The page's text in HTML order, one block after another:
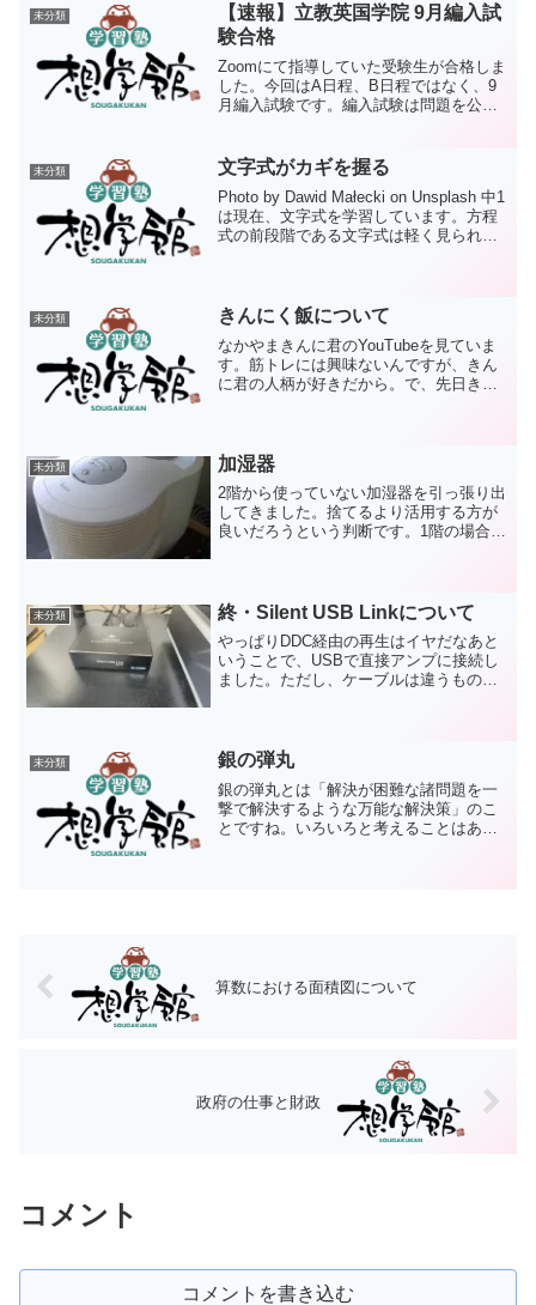
未分類
【速報】立教英国学院 9月編入試
験合格
Zoomにて指導していた受験生が合格しま
した。今回はA日程、B日程ではなく、9
月編入試験です。編入試験は問題を公開
易度の近そうな問題で演習を積んできま
した。本人の実力で...
未分類 文字式がカギを握る
Photo by Dawid Małecki on Unsplash 中1
は現在、文字式を学習しています。方程
式の前段階である文字式は軽く見られる
未分類 きんにく飯について
なかやまきんに君のYouTubeを見ていま
す。筋トレには興味ないんですが、きん
に君の人柄が好きだから。で、先日きん
良さそうなので、参...
未分類 加湿器
2階から使っていない加湿器を引っ張り出
してきました。捨てるより活用する方が
良いだろうという判断です。1階の場合、
購入しなければならな...
未分類 終・Silent USB Linkについて
やっぱりDDC経由の再生はイヤだなあと
いうことで、USBで直接アンプに接続し
ました。ただし、ケーブルは違うものに
は、ASI...
未分類 銀の弾丸
銀の弾丸とは「解決が困難な諸問題を一
撃で解決するような万能な解決策」のこ
とですね。いろいろと考えることはあっ
算数における面積図について
政府の仕事と財政
コメント
コメントを書き込む